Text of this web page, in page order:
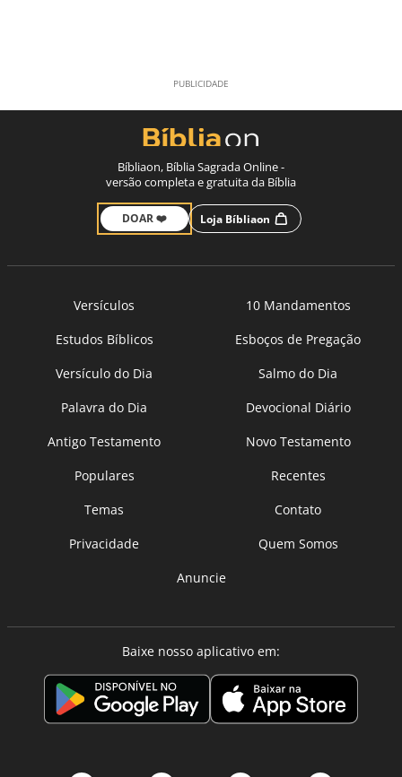
Bíbliaon, Bíblia Sagrada Online -
versão completa e gratuita da Bíblia
DOAR ❤️ Loja Bíbliaon
Versículos
10 Mandamentos
Estudos Bíblicos
Esboços de Pregação
Versículo do Dia
Salmo do Dia
Palavra do Dia
Devocional Diário
Antigo Testamento
Novo Testamento
Populares
Recentes
Temas
Contato
Privacidade
Quem Somos
Anuncie
Baixe nosso aplicativo em: